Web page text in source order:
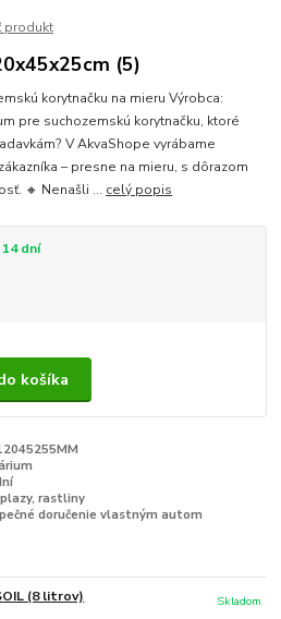
produkt
(5)
korytnačku na mieru Výrobca:
pre suchozemskú korytnačku, ktoré
V AkvaShope vyrábame
– presne na mieru, s dôrazom
🔸 Nenašli ... celý popis
dní
košíka
rastliny
doručenie vlastným autom
(8 litrov)
Skladom